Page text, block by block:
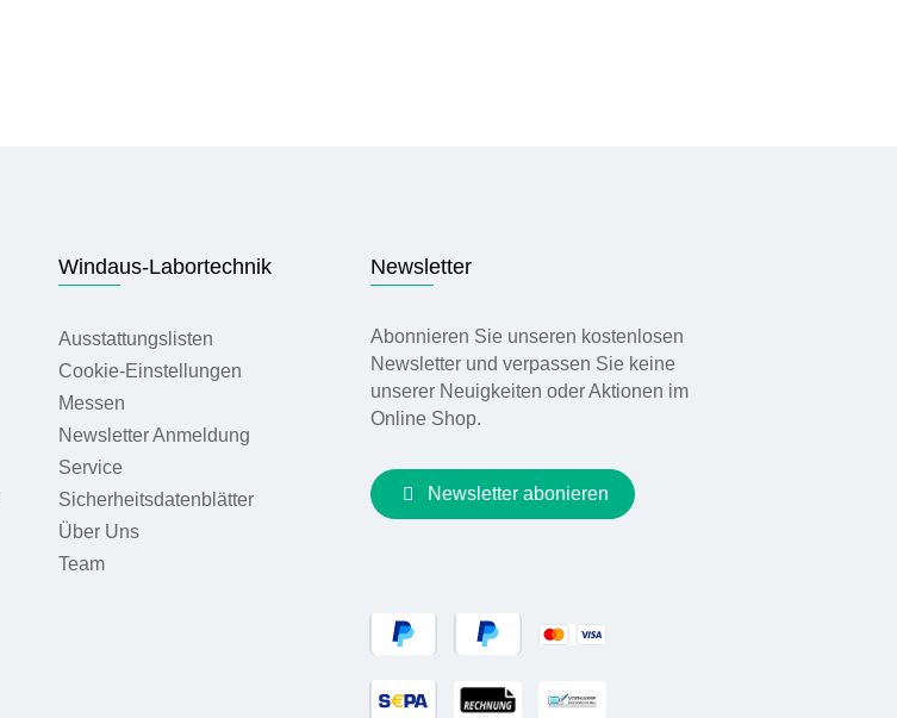
Windaus-Labortechnik
Ausstattungslisten
Cookie-Einstellungen
Messen
Newsletter Anmeldung
Service
Sicherheitsdatenblätter
Über Uns
Team
Newsletter
Abonnieren Sie unseren kostenlosen
Newsletter und verpassen Sie keine
unserer Neuigkeiten oder Aktionen im
Online Shop.
Newsletter abonieren